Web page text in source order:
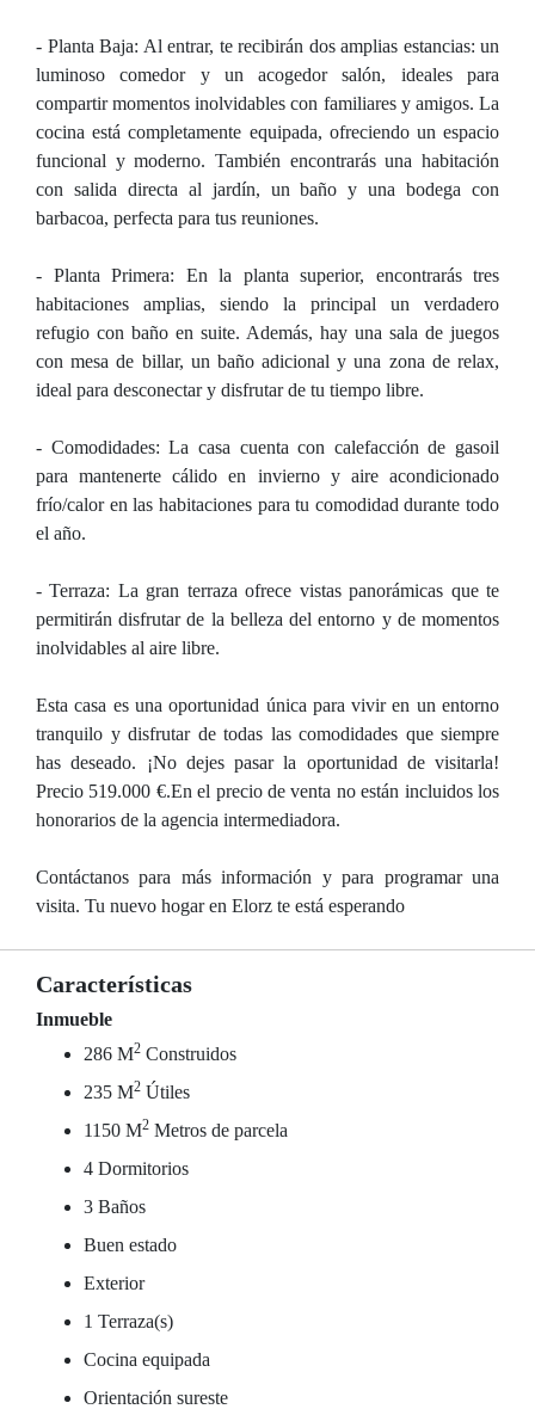
- Planta Baja: Al entrar, te recibirán dos amplias estancias: un
luminoso comedor y un acogedor salón, ideales para
compartir momentos inolvidables con familiares y amigos. La
cocina está completamente equipada, ofreciendo un espacio
funcional y moderno. También encontrarás una habitación
con salida directa al jardín, un baño y una bodega con
barbacoa, perfecta para tus reuniones.
- Planta Primera: En la planta superior, encontrarás tres
habitaciones amplias, siendo la principal un verdadero
refugio con baño en suite. Además, hay una sala de juegos
con mesa de billar, un baño adicional y una zona de relax,
ideal para desconectar y disfrutar de tu tiempo libre.
- Comodidades: La casa cuenta con calefacción de gasoil
para mantenerte cálido en invierno y aire acondicionado
frío/calor en las habitaciones para tu comodidad durante todo
el año.
- Terraza: La gran terraza ofrece vistas panorámicas que te
permitirán disfrutar de la belleza del entorno y de momentos
inolvidables al aire libre.
Esta casa es una oportunidad única para vivir en un entorno
tranquilo y disfrutar de todas las comodidades que siempre
has deseado. ¡No dejes pasar la oportunidad de visitarla!
Precio 519.000 €.En el precio de venta no están incluidos los
honorarios de la agencia intermediadora.
Contáctanos para más información y para programar una
visita. Tu nuevo hogar en Elorz te está esperando
Características
Inmueble
286 M2 Construidos
235 M2 Útiles
1150 M2 Metros de parcela
4 Dormitorios
3 Baños
Buen estado
Exterior
1 Terraza(s)
Cocina equipada
Orientación sureste